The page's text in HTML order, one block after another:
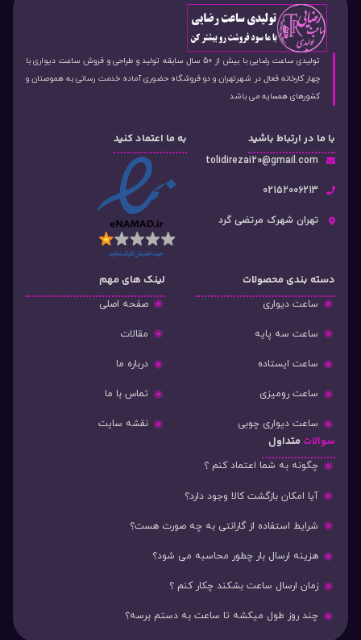
تولیدی ساعت رضایی با بیش از 50 سال سابقه تولید و طراحی و فروش ساعت دیواری با
چهار کارخانه فعال در شهرتهران و دو فروشگاه حضوری آماده خدمت رسانی به هموصنان و
کشورهای همسایه می باشد
با ما در ارتباط باشید
tolidirezai20@gmail.com
02152006213
تهران شهرک مرتضی گرد
به ما اعتماد کنید
دسته‌ بندی محصولات
ساعت دیواری
ساعت سه پایه
ساعت ایستاده
ساعت رومیزی
ساعت دیواری چوبی
لینک های مهم
صفحه اصلی
مقالات
درباره ما
تماس با ما
نقشه سایت
سوالات متداول
چگونه به شما اعتماد کنم ؟
آیا امکان بازگشت کالا وجود دارد؟
شرایط استفاده از گارانتی به چه صورت هست؟
هزینه ارسال بار چطور محاسبه می شود؟
زمان ارسال ساعت بشکند چکار کنم ؟
چند روز طول میکشه تا ساعت به دستم برسه؟